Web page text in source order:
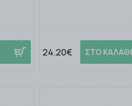
24.20€ ΣΤΟ ΚΑΛΑΘΙ